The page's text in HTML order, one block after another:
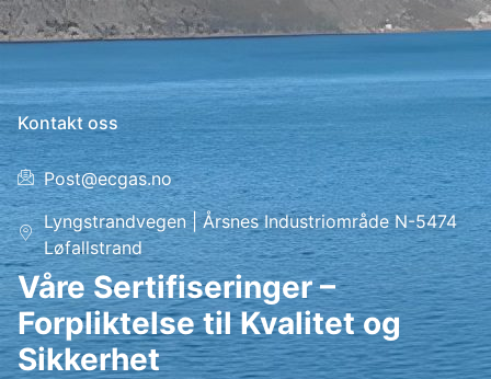
Kontakt oss
Post@ecgas.no
Lyngstrandvegen | Årsnes Industriområde N-5474
Løfallstrand
Våre Sertifiseringer –
Forpliktelse til Kvalitet og
Sikkerhet